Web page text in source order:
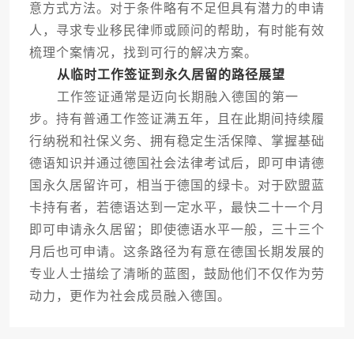
意方式方法。对于条件略有不足但具有潜力的申请
人，寻求专业移民律师或顾问的帮助，有时能有效
梳理个案情况，找到可行的解决方案。
从临时工作签证到永久居留的路径展望
工作签证通常是迈向长期融入德国的第一
步。持有普通工作签证满五年，且在此期间持续履
行纳税和社保义务、拥有稳定生活保障、掌握基础
德语知识并通过德国社会法律考试后，即可申请德
国永久居留许可，相当于德国的绿卡。对于欧盟蓝
卡持有者，若德语达到一定水平，最快二十一个月
即可申请永久居留；即使德语水平一般，三十三个
月后也可申请。这条路径为有意在德国长期发展的
专业人士描绘了清晰的蓝图，鼓励他们不仅作为劳
动力，更作为社会成员融入德国。